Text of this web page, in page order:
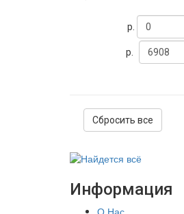
р.
р.
Сбросить все
Информация